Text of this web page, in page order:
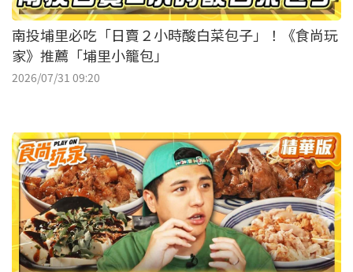
南投埔里必吃「日賣２小時酸白菜包子」！《食尚玩
家》推薦「埔里小籠包」
2026/07/31 09:20